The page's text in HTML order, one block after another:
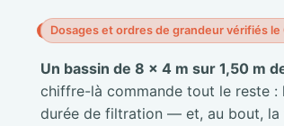
Dosages et ordres de grandeur vérifiés
Un bassin de 8 × 4 m sur 1,50 m
chiffre-là commande tout le reste :
durée de filtration — et, au bout, la